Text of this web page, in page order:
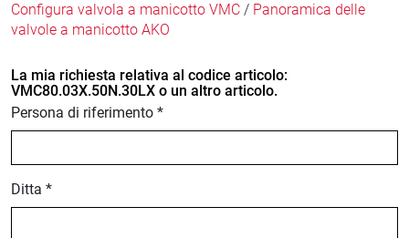
Configura valvola a manicotto VMC / Panoramica delle
valvole a manicotto AKO
La mia richiesta relativa al codice articolo:
VMC80.03X.50N.30LX o un altro articolo.
Persona di riferimento *
Ditta *